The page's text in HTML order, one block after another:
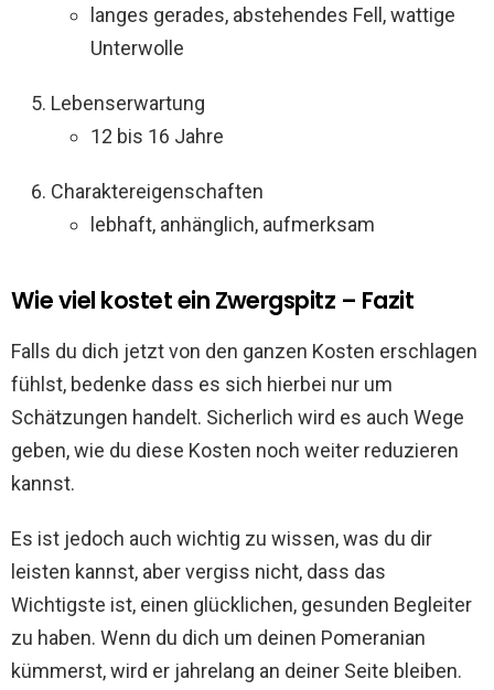
langes gerades, abstehendes Fell, wattige
Unterwolle
Lebenserwartung
12 bis 16 Jahre
Charaktereigenschaften
lebhaft, anhänglich, aufmerksam
Wie viel kostet ein Zwergspitz – Fazit
Falls du dich jetzt von den ganzen Kosten erschlagen
fühlst, bedenke dass es sich hierbei nur um
Schätzungen handelt. Sicherlich wird es auch Wege
geben, wie du diese Kosten noch weiter reduzieren
kannst.
Es ist jedoch auch wichtig zu wissen, was du dir
leisten kannst, aber vergiss nicht, dass das
Wichtigste ist, einen glücklichen, gesunden Begleiter
zu haben. Wenn du dich um deinen Pomeranian
kümmerst, wird er jahrelang an deiner Seite bleiben.